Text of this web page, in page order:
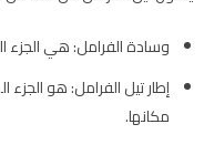
وسادة الفرامل: هي
إطار تيل الفرامل: هو
مكانها.